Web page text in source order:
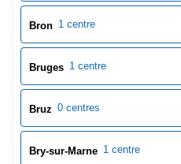
Cahors 1 centre
Calais 1 centre
Calvados 7 centres
Cambo-les-Bains 1 centre